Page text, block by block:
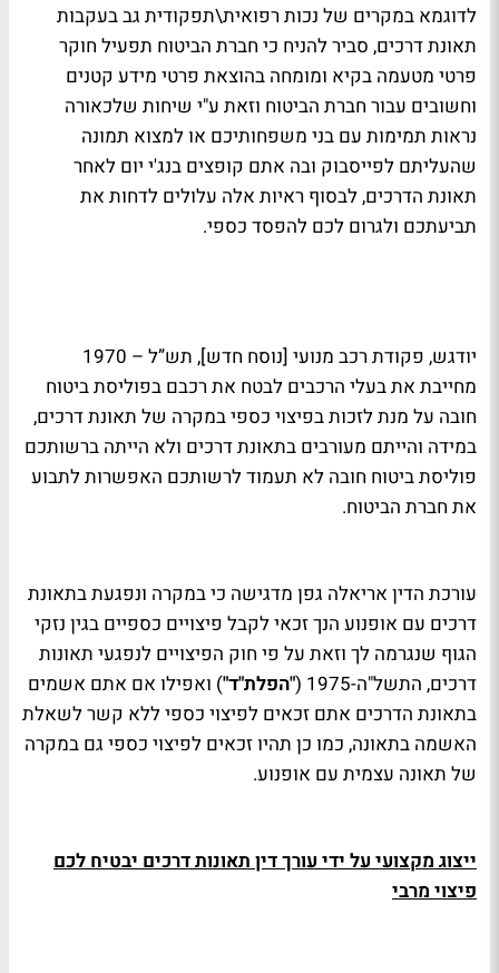
לדוגמא במקרים של נכות רפואית\תפקודית גב בעקבות
תאונת דרכים, סביר להניח כי חברת הביטוח תפעיל חוקר
פרטי מטעמה בקיא ומומחה בהוצאת פרטי מידע קטנים
וחשובים עבור חברת הביטוח וזאת ע"י שיחות שלכאורה
נראות תמימות עם בני משפחותיכם או למצוא תמונה
שהעליתם לפייסבוק ובה אתם קופצים בנג'י יום לאחר
תאונת הדרכים, לבסוף ראיות אלה עלולים לדחות את
תביעתכם ולגרום לכם להפסד כספי.
יודגש, פקודת רכב מנועי [נוסח חדש], תש”ל – 1970
מחייבת את בעלי הרכבים לבטח את רכבם בפוליסת ביטוח
חובה על מנת לזכות בפיצוי כספי במקרה של תאונת דרכים,
במידה והייתם מעורבים בתאונת דרכים ולא הייתה ברשותכם
פוליסת ביטוח חובה לא תעמוד לרשותכם האפשרות לתבוע
את חברת הביטוח.
עורכת הדין אריאלה גפן מדגישה כי במקרה ונפגעת בתאונת
דרכים עם אופנוע הנך זכאי לקבל פיצויים כספיים בגין נזקי
הגוף שנגרמה לך וזאת על פי חוק הפיצויים לנפגעי תאונות
דרכים, התשל"ה-1975 (
"הפלת"ד") ואפילו אם אתם אשמים
בתאונת הדרכים אתם זכאים לפיצוי כספי ללא קשר לשאלת
האשמה בתאונה, כמו כן תהיו זכאים לפיצוי כספי גם במקרה
של תאונה עצמית עם אופנוע.
ייצוג מקצועי על ידי עורך דין תאונות דרכים יבטיח לכם
פיצוי מרבי